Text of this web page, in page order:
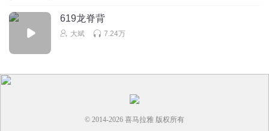
619龙脊背
大斌 7.24万
© 2014-2026 喜马拉雅 版权所有